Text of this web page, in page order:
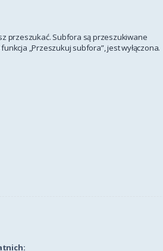
przeszukać. Subfora są przeszukiwane
„Przeszukuj subfora”, jest wyłączona.